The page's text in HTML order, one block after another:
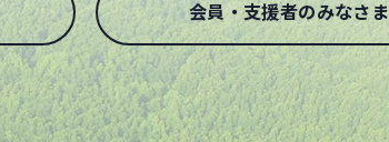
会員・支援者のみなさま